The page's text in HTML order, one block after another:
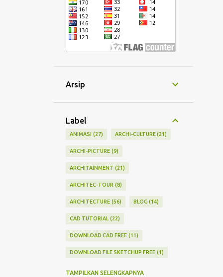
adalah mempunyai ruang baca
dengan pemaksimalan arah hadap
ke lingkungan sekitar, karena
kondisi tapak masing di sekitar
bangunan tersebut bergaya
minimalis, serta perencanaan pagar
dengan bentuk bangunan yang
minimalis sekaligus keamanan
karena di sekitar tapak masih sepi
dan rawan.
Arsip
Label
ANIMASI 27 ARCHI-CULTURE 21
ARCHI-PICTURE 9
ARCHITAINMENT 21
ARCHITEC-TOUR 8
ARCHITECTURE 56 BLOG 14
CAD TUTORIAL 22
DOWNLOAD CAD FREE 11
DOWNLOAD FILE SKETCHUP FREE 1
TAMPILKAN SELENGKAPNYA